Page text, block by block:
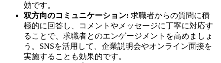
効です。
双方向のコミュニケーション: 求職者からの質問に積
極的に回答し、コメントやメッセージに丁寧に対応す
ることで、求職者とのエンゲージメントを高めましょ
う。SNSを活用して、企業説明会やオンライン面接を
実施することも効果的です。